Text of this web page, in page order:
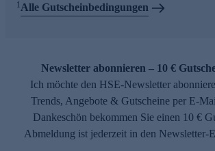
1Alle Gutscheinbedingungen
Newsletter abonnieren – 10 €
Ich möchte den HSE-Newsletter
Trends, Angebote & Gutscheine per E-
Dankeschön bekommen Sie einen 10 €
Abmeldung ist jederzeit in den Newsletter-